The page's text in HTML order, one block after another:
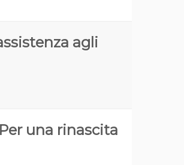
agli
una rinascita